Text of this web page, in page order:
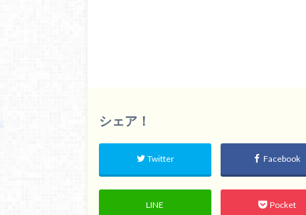
シェア！
Twitter Facebook
LINE Pocket